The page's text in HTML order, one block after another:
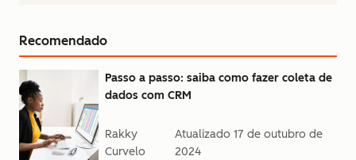
Recomendado
Passo a passo: saiba como fazer coleta de
dados com CRM
Rakky
Curvelo
Atualizado17 de outubro de
2024